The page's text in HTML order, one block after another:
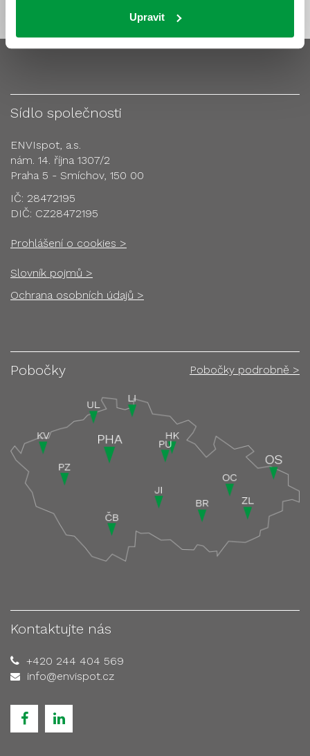
Upravit
Sídlo společnosti
ENVIspot, a.s.
nám. 14. října 1307/2
Praha 5 - Smíchov, 150 00
IČ: 28472195
DIČ: CZ28472195
Prohlášení o cookies >
Slovník pojmů >
Ochrana osobních údajů >
Pobočky Pobočky podrobně >
Kontaktujte nás
+420 244 404 569
info@envispot.cz